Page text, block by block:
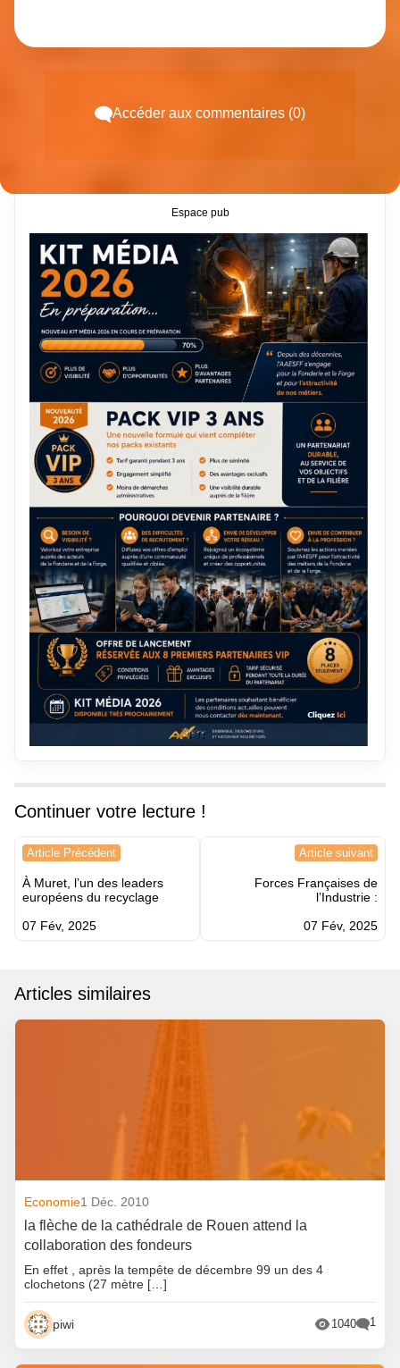
Accéder aux commentaires (0)
Espace pub
Continuer votre lecture !
Navigation
l’article
Article Précédent
À Muret, l’un des leaders
européens du recyclage
07 Fév, 2025
Article suivant
Forces Françaises de
l’Industrie :
07 Fév, 2025
Articles similaires
Economie1 Déc. 2010
la flèche de la cathédrale de Rouen attend la
collaboration des fondeurs
En effet , après la tempête de décembre 99 un des 4
clochetons (27 mètre […]
piwi 1040 1